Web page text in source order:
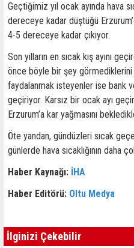
Geçtiğimiz yıl ocak ayında hava
dereceye kadar düştüğü
4-5 dereceye kadar çıkıyor.
Son yılların en sıcak kış ayını
önce böyle bir şey görmediklerini
faydalanmak isteyenler ise bank
geçiriyor. Karsız bir ocak ayı
Erzurum’a kar yağmasını
Öte yandan, gündüzleri sıcak
günlerde hava sıcaklığının daha
Haber Kaynağı: İHA
Haber Editörü: Oltu Medya
İlginizi Çekebilir